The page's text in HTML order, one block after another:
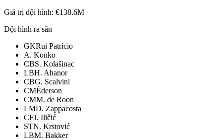
Giá trị đội hình: €138.6M
Đội hình ra sân
GKRui Patrício
A. Konko
CBS. Kolašinac
LBH. Ahanor
CBG. Scalvini
CMÉderson
CMM. de Roon
LMD. Zappacosta
CFJ. Iličić
STN. Krstović
LBM. Bakker